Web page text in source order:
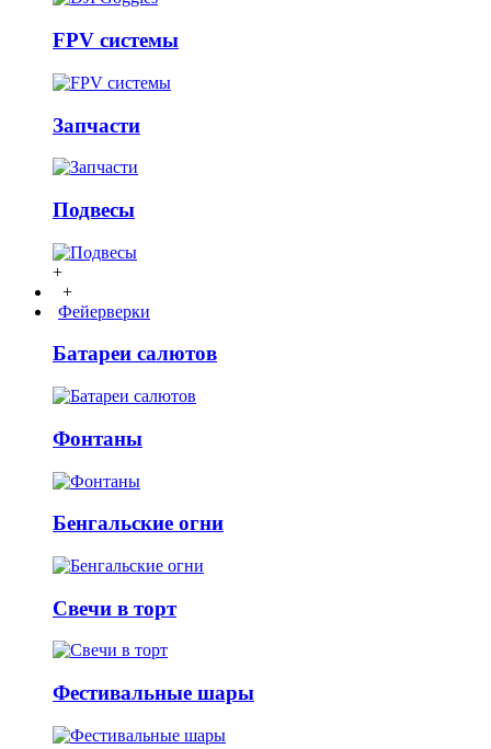
FPV системы
Запчасти
Подвесы
+
+
Фейерверки
Батареи салютов
Фонтаны
Бенгальские огни
Свечи в торт
Фестивальные шары